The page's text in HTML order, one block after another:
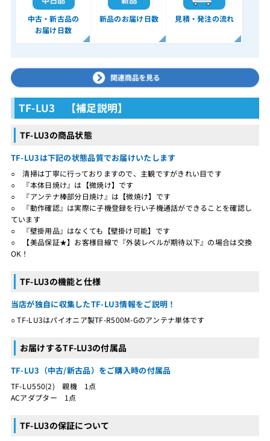
中古・新古品の
お届け日数
新品のお届け日数 見積・発注の流れ
TF-LU3 【補足説明】
TF-LU3の商品状態
TF-LU3は下記の状態品質でお届けいたします
○ 清掃は丁寧に行っておりますので、主観ですがきれい目です
○ 『本体日焼け』は【微焼け】です
○ 『アンテナ棒部分日焼け』は【微焼け】です
○ 『動作確認』は実際に子機登録を行い子機通話ができることを確認し
ています
○ 『壁掛用品』はなくても【壁掛け可能】です
○ 【美品保証★】お客様目線で『外装レベルが期待以下』の場合は交換
OK！
TF-LU3の機能と仕様
当店が独自に収集したTF-LU3情報をご説明！
○ TF-LU3はパイオニア製TF-R500M-Gのアンテナ単体です
お届けするTF-LU3の付属品
TF-LU3（中古/新古品）をご購入時の付属品
TF-LU550(2) 親機 1点
ACアダプター 1点
TF-LU3の保証について